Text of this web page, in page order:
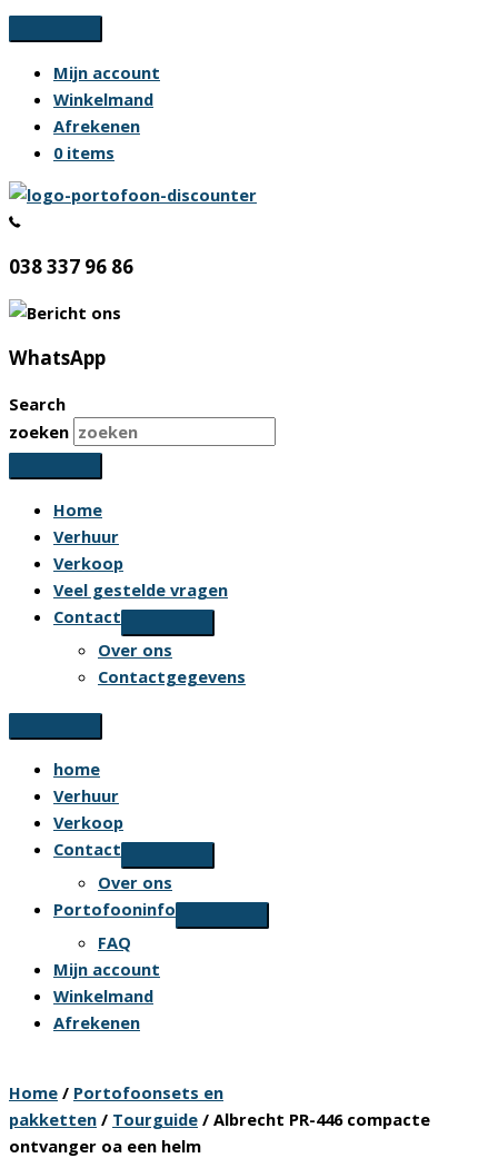
Ga
naar
inhoud
Mijn account
Winkelmand
Afrekenen
0 items
038 337 96 86
WhatsApp
Search
zoeken
Home
Verhuur
Verkoop
Veel gestelde vragen
Contact
Over ons
Contactgegevens
home
Verhuur
Verkoop
Contact
Over ons
Portofooninfo
FAQ
Mijn account
Winkelmand
Afrekenen
Home / Portofoonsets en
pakketten / Tourguide / Albrecht PR-446 compacte
ontvanger oa een helm